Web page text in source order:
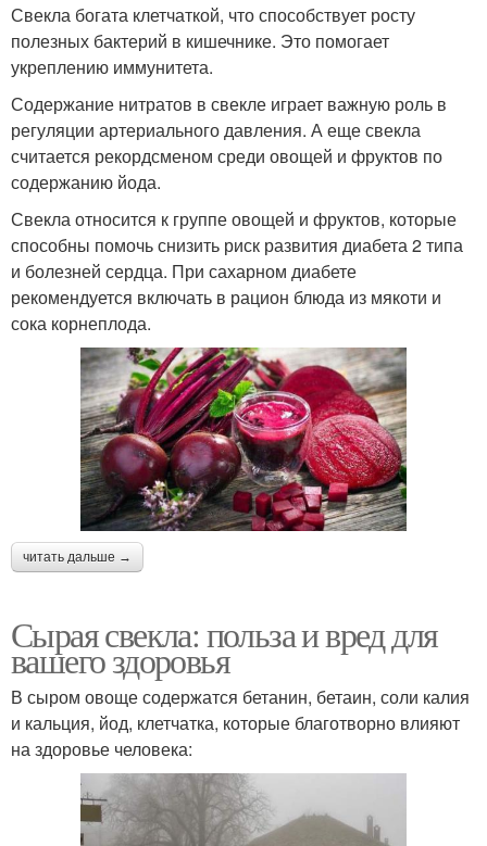
Свекла богата клетчаткой, что способствует росту
полезных бактерий в кишечнике. Это помогает
укреплению иммунитета.
Содержание нитратов в свекле играет важную роль в
регуляции артериального давления. А еще свекла
считается рекордсменом среди овощей и фруктов по
содержанию йода.
Свекла относится к группе овощей и фруктов, которые
способны помочь снизить риск развития диабета 2 типа
и болезней сердца. При сахарном диабете
рекомендуется включать в рацион блюда из мякоти и
сока корнеплода.
читать дальше →
Сырая свекла: польза и вред для
вашего здоровья
В сыром овоще содержатся бетанин, бетаин, соли калия
и кальция, йод, клетчатка, которые благотворно влияют
на здоровье человека: